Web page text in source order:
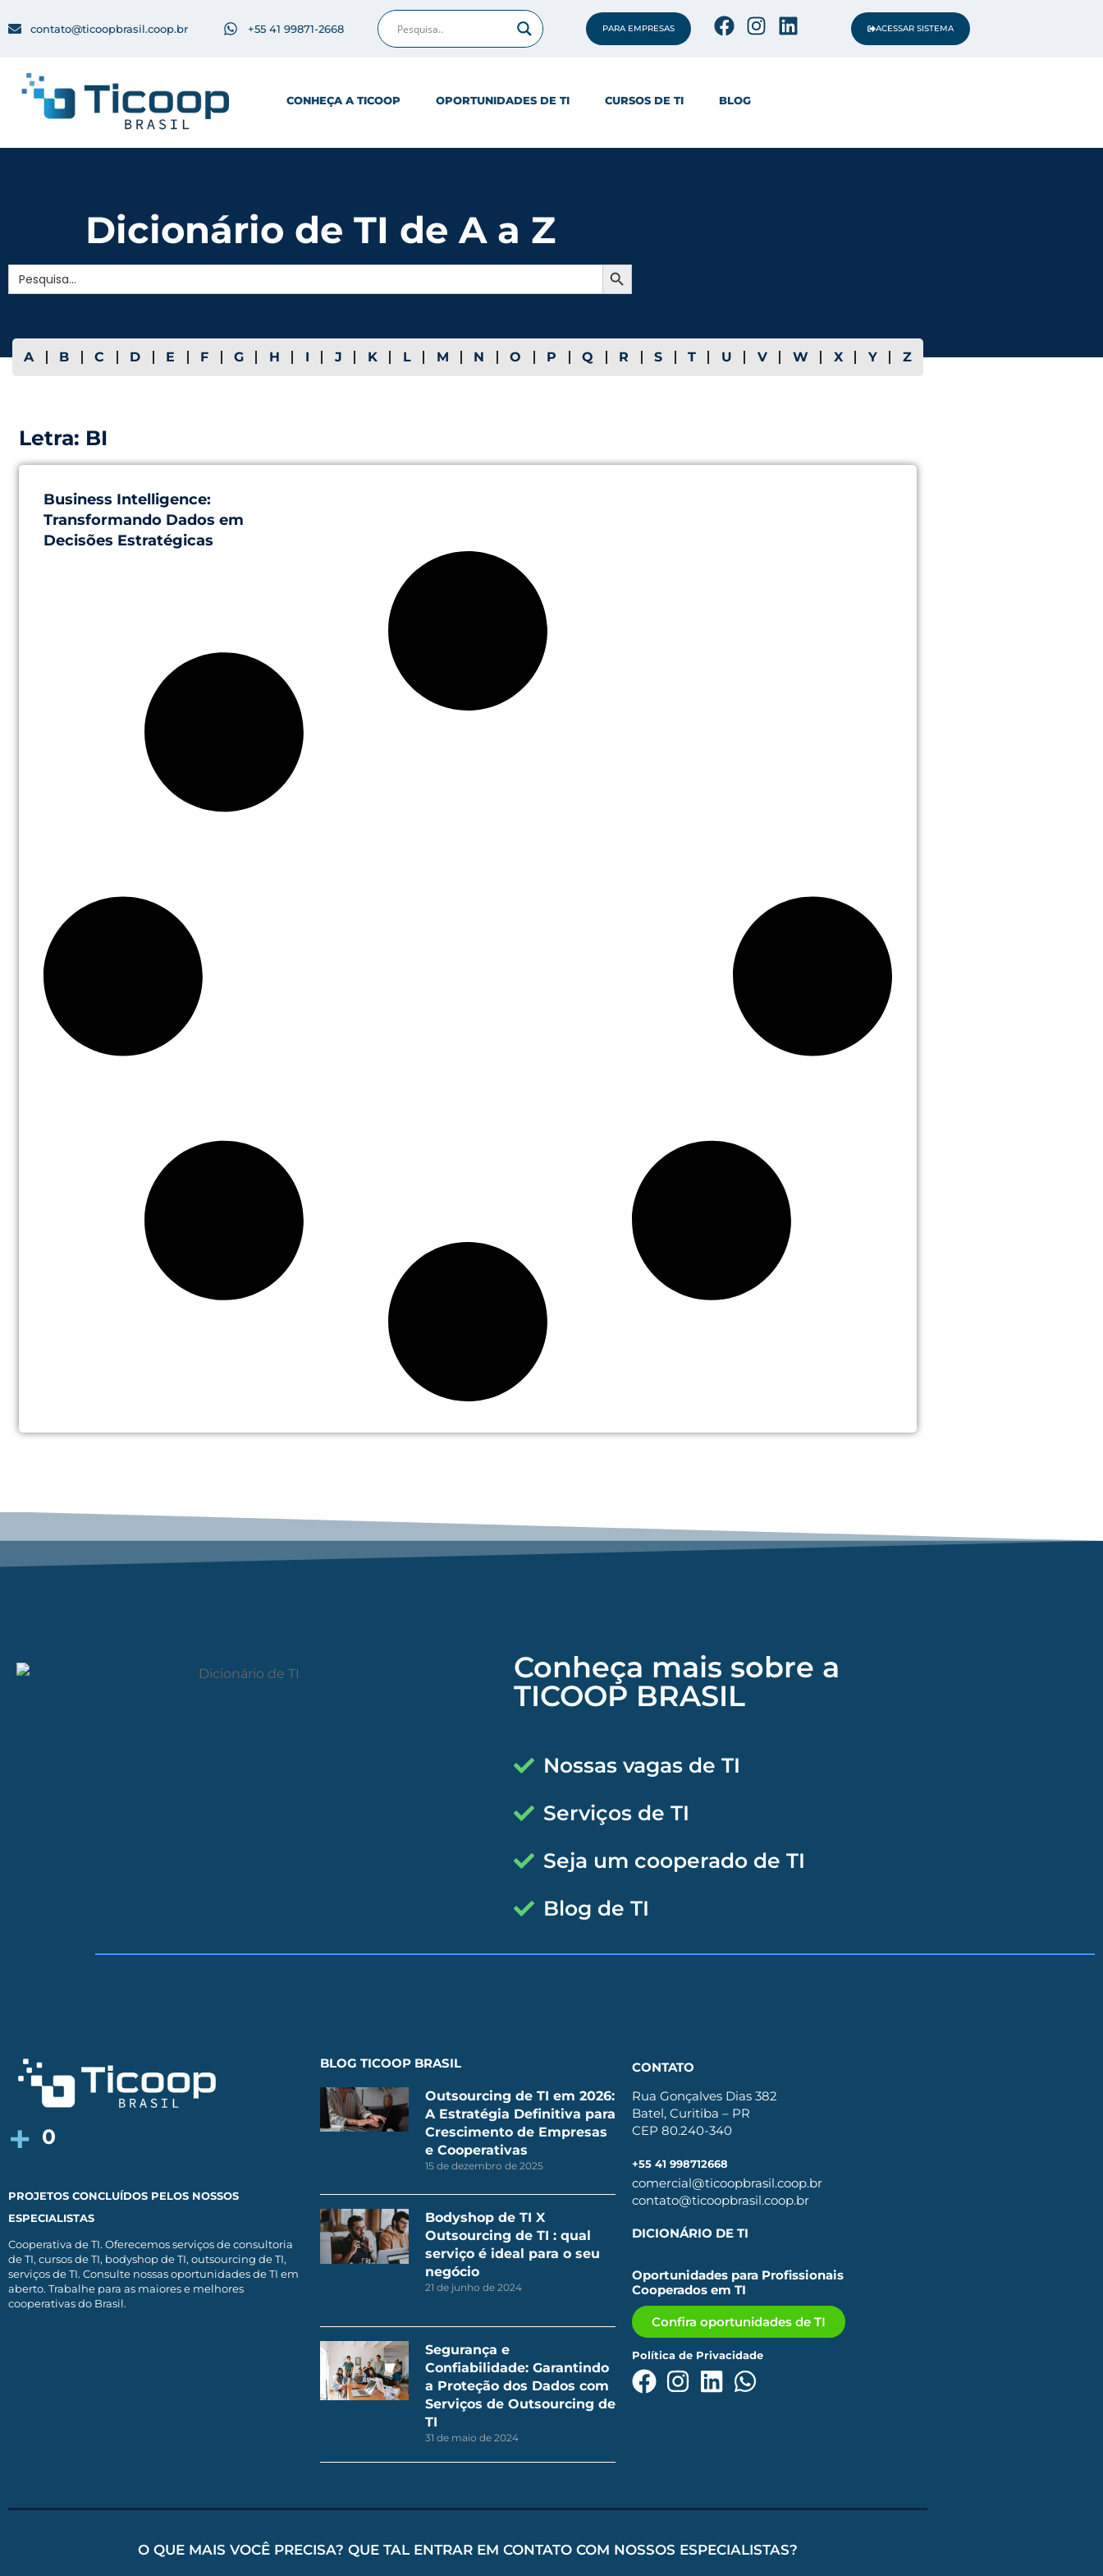
contato@ticoopbrasil.coop.br +55 41 99871-2668 PARA EMPRESAS ACESSAR SISTEMA
CONHEÇA A TICOOP OPORTUNIDADES DE TI CURSOS DE TI BLOG
Dicionário de TI de A a Z
Search
for:
Search Button
A B C D E F G H I J K L M N O P Q R S T U V W X Y Z
Letra: BI
Business Intelligence:
Transformando Dados em
Decisões Estratégicas
Conheça mais sobre a
TICOOP BRASIL
Nossas vagas de TI
Serviços de TI
Seja um cooperado de TI
Blog de TI
+ 0
PROJETOS CONCLUÍDOS PELOS NOSSOS
ESPECIALISTAS
Cooperativa de TI. Oferecemos serviços de consultoria
de TI, cursos de TI, bodyshop de TI, outsourcing de TI,
serviços de TI. Consulte nossas oportunidades de TI em
aberto. Trabalhe para as maiores e melhores
cooperativas do Brasil.
BLOG TICOOP BRASIL
Outsourcing de TI em 2026:
A Estratégia Definitiva para
Crescimento de Empresas
e Cooperativas
15 de dezembro de 2025
Bodyshop de TI X
Outsourcing de TI : qual
serviço é ideal para o seu
negócio
21 de junho de 2024
Segurança e
Confiabilidade: Garantindo
a Proteção dos Dados com
Serviços de Outsourcing de
TI
31 de maio de 2024
CONTATO
Rua Gonçalves Dias 382
Batel, Curitiba – PR
CEP 80.240-340
+55 41 998712668
comercial@ticoopbrasil.coop.br
contato@ticoopbrasil.coop.br
DICIONÁRIO DE TI
Oportunidades para Profissionais
Cooperados em TI
Confira oportunidades de TI
Política de Privacidade
O QUE MAIS VOCÊ PRECISA? QUE TAL ENTRAR EM CONTATO COM NOSSOS ESPECIALISTAS?